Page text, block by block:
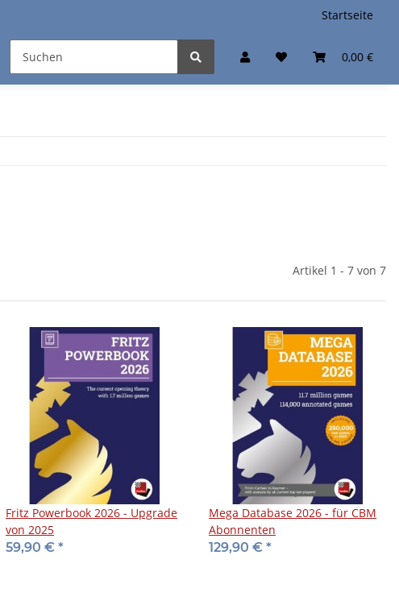
Startseite
0,00 €
Artikel 1 - 7 von 7
Fritz Powerbook 2026 - Upgrade
von 2025
59,90 € *
Mega Database 2026 - für CBM
Abonnenten
129,90 € *